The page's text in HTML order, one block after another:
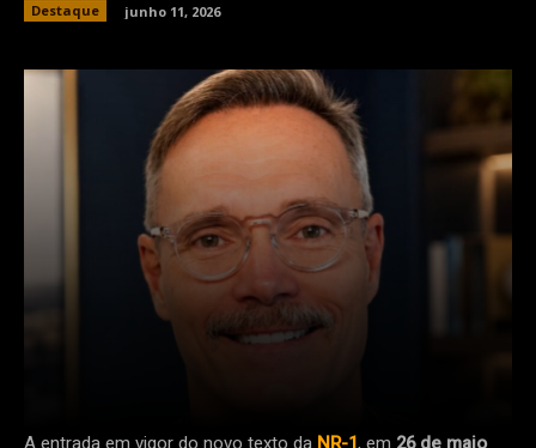
Destaque junho 11, 2026